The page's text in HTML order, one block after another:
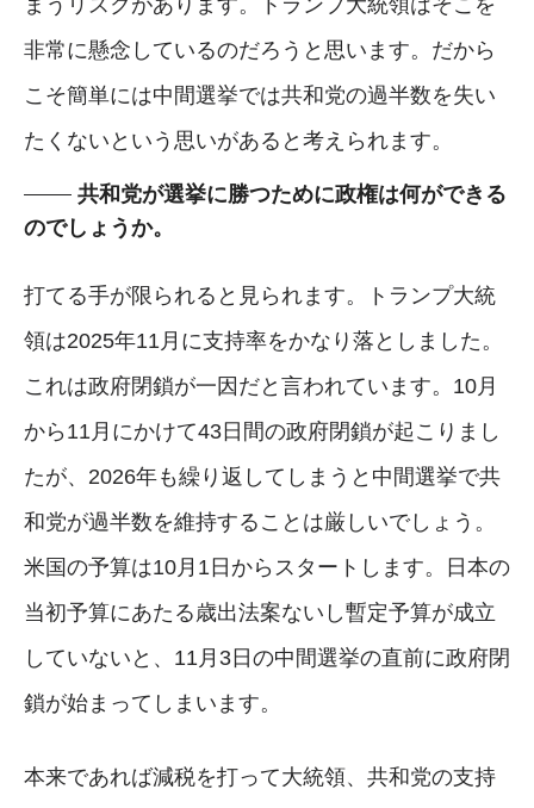
非常に懸念しているのだろうと思います。だから
こそ簡単には中間選挙では共和党の過半数を失い
たくないという思いがあると考えられます。
共和党が選挙に勝つために政権は何ができる
のでしょうか。
打てる手が限られると見られます。トランプ大統
領は2025年11月に支持率をかなり落としました。
これは政府閉鎖が一因だと言われています。10月
から11月にかけて43日間の政府閉鎖が起こりまし
たが、2026年も繰り返してしまうと中間選挙で共
和党が過半数を維持することは厳しいでしょう。
米国の予算は10月1日からスタートします。日本の
当初予算にあたる歳出法案ないし暫定予算が成立
していないと、11月3日の中間選挙の直前に政府閉
鎖が始まってしまいます。
本来であれば減税を打って大統領、共和党の支持